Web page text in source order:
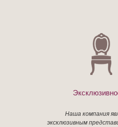
Наша компания
эксклюзивным